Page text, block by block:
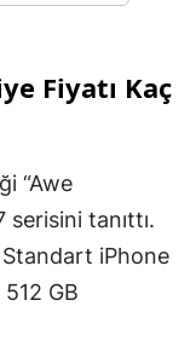
Fiyatı Kaç
“Awe
tanıttı.
iPhone
GB